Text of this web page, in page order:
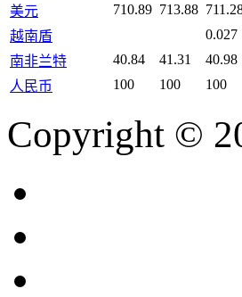
美元
710.89 713.88
越南盾
0.027
南非兰特
40.84 41.31
40.98
人民币
100 100 100
Copyright ©